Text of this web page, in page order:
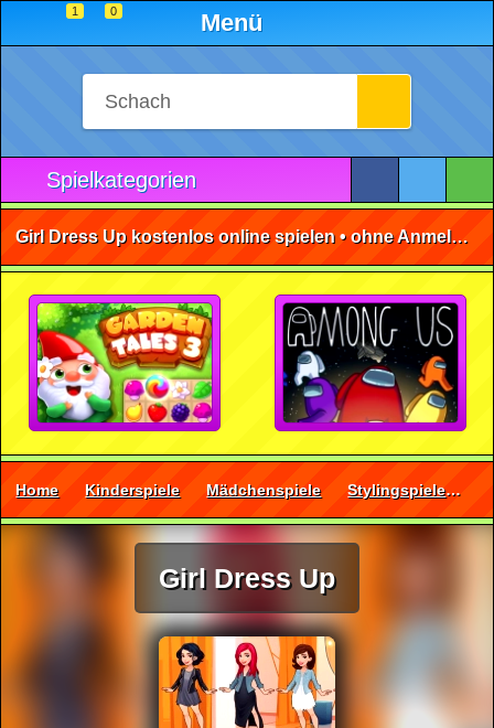
1 0 Menü
Spielkategorien
Girl Dress Up kostenlos online spielen • ohne Anmeldung 🕹️
Home Kinderspiele Mädchenspiele Stylingspiele
Girl Dress Up